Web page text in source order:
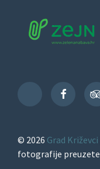
TikTok
© 2026 Grad Križevci
fotografije preuzete